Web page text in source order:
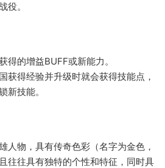
役。
得的增益BUFF或新能力。
获得经验并升级时就会获得技能点，
新技能。
人物，具有传奇色彩（名字为金色，
往往具有独特的个性和特征，同时具